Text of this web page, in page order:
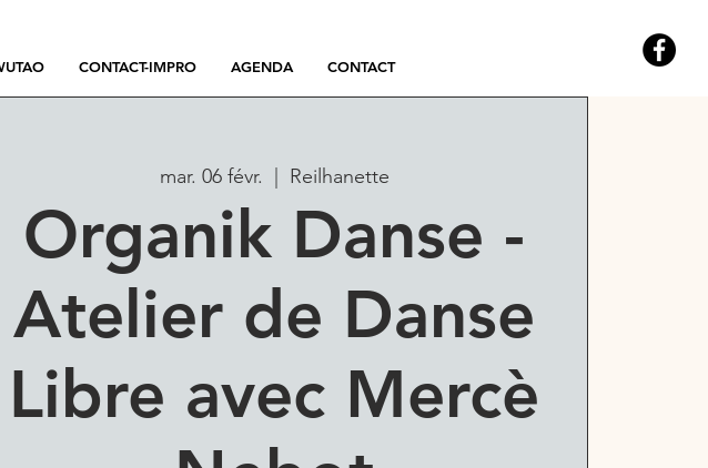
CONTACT-IMPRO AGENDA CONTACT
mar. 06 févr. Reilhanette
Organik Danse -
Atelier de Danse
Libre avec Mercè